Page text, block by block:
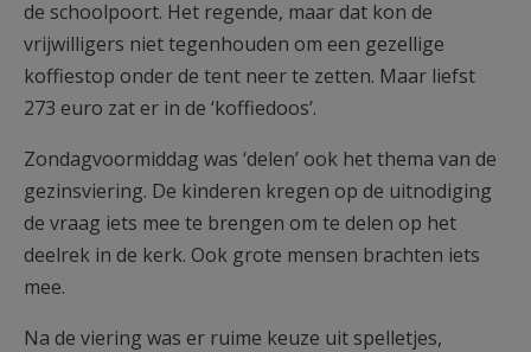
de schoolpoort. Het regende, maar dat kon de
vrijwilligers niet tegenhouden om een gezellige
koffiestop onder de tent neer te zetten. Maar liefst
273 euro zat er in de ‘koffiedoos’.
Zondagvoormiddag was ‘delen’ ook het thema van de
gezinsviering. De kinderen kregen op de uitnodiging
de vraag iets mee te brengen om te delen op het
deelrek in de kerk. Ook grote mensen brachten iets
mee.
Na de viering was er ruime keuze uit spelletjes,